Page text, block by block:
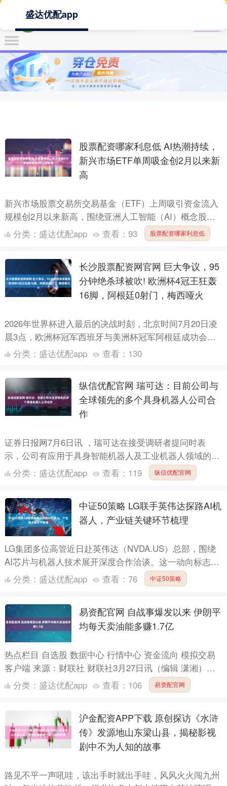
盛达优配app
股票配资哪家利息低 AI热潮持续，
新兴市场ETF单周吸金创2月以来新
高
新兴市场股票交易所交易基金（ETF）上周吸引资金流入
规模创2月以来新高，围绕亚洲人工智能（AI）概念股的
投资热潮未见降温迹象。汇编数据显示，截至7月31日当
分类： 盛达优配app 查看： 93 股票配资哪家利息低
长沙股票配资网官网 巨大争议，95
分钟绝杀球被吹! 欧洲杯4冠王狂轰
16脚，阿根廷0射门，梅西哑火
2026年世界杯进入最后的决战时刻，北京时间7月20日凌
晨3点，欧洲杯冠军西班牙与美洲杯冠军阿根廷成功会师
决赛，比赛中，上半场亚马尔小角度射门被扑，利桑德罗
分类： 盛达优配app 查看： 130
纵信优配官网 瑞可达：目前公司与
全球领先的多个具身机器人公司合
作
证券日报网7月6日讯 ，瑞可达在接受调研者提问时表
示，公司有应用于具身智能机器人及工业机器人领域的全
面而丰富的产品和解决方案。在具身智能机器人领域为客
分类： 盛达优配app 查看： 119 纵信优配官网
中证50策略 LG联手英伟达探路AI机
器人，产业链关键环节梳理
LG集团多位高管近日赴英伟达（NVDA.US）总部，围绕
AI芯片与机器人技术展开深度合作洽谈。这一动向标志着
消费电子巨头加速向AI与机器人领域转型，也进一步强
分类： 盛达优配app 查看： 76 中证50策略
易资配官网 自战事爆发以来 伊朗平
均每天卖油能多赚1.7亿
热点栏目 自选股 数据中心 行情中心 资金流向 模拟交易
客户端 来源：财联社 财联社3月27日讯（编辑 潇湘）根
据业内人士的估算，自美伊战争开始以来，伊朗很可....
分类： 盛达优配app 查看： 106 易资配官网
沪金配资APP下载 原创探访《水浒
传》发源地山东梁山县，揭秘影视
剧中不为人知的故事
路见不平一声吼哇，该出手时就出手哇，风风火火闯九州